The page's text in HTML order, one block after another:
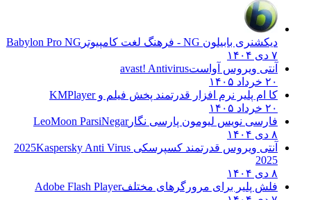
دیکشنری بابیلون NG - فرهنگ لغت کامپیوتر
Babylon Pro NG
۷ دی ۱۴۰۴
آنتی ویروس آواستavast! Antivirus
۲۰ خرداد ۱۴۰۵
کا ام پلیر نرم افزار قدرتمند پخش فیلم وKMPlayer
۲۰ خرداد ۱۴۰۵
فارسی نویس لیومون پارسی نگارLeoMoon ParsiNegar
۸ دی ۱۴۰۴
آنتی ویروس قدرتمند کسپرسکی 2025 Kaspersky Anti Virus
2025
۸ دی ۱۴۰۴
فلش پلیر برای مرورگرهای مختلفAdobe Flash Player